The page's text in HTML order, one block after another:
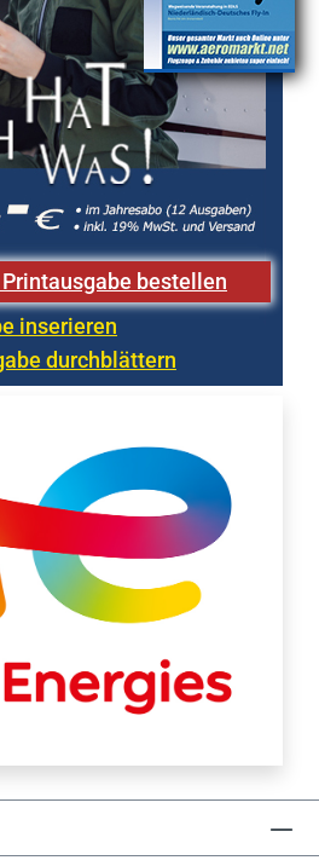
Printausgabe bestellen
inserieren
durchblättern